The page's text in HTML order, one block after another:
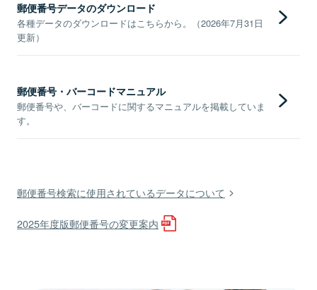
郵便番号データのダウンロード
各種データのダウンロードはこちらから。（2026年7月31日
更新）
郵便番号・バーコードマニュアル
郵便番号や、バーコードに関するマニュアルを掲載していま
す。
郵便番号検索に使用されているデータについて
2025年度版郵便番号の変更案内